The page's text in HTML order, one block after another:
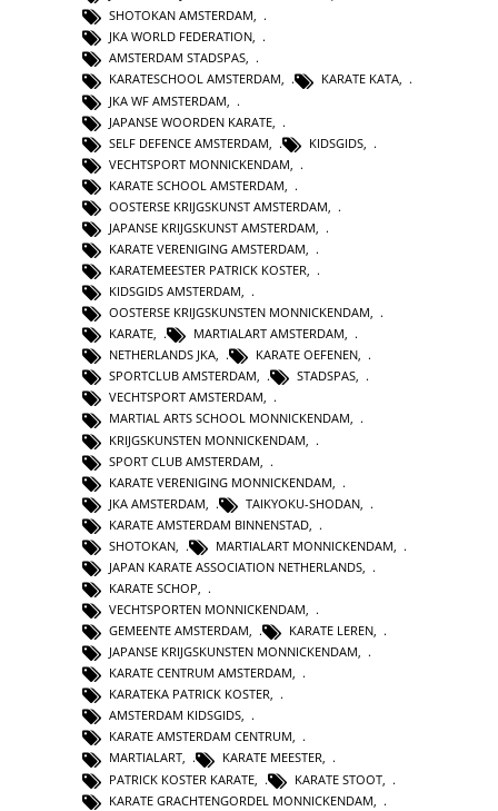
SHOTOKAN AMSTERDAM,
JKA WORLD FEDERATION,
AMSTERDAM STADSPAS,
KARATESCHOOL AMSTERDAM, KARATE KATA,
JKA WF AMSTERDAM
JAPANSE WOORDEN KARATE
SELF DEFENCE AMSTERDAM
KIDSGIDS
VECHTSPORT MONNICKENDAM
KARATE SCHOOL AMSTERDAM
OOSTERSE KRIJGSKUNST AMSTERDAM
JAPANSE KRIJGSKUNST AMSTERDAM
KARATE VERENIGING AMSTERDAM
KARATEMEESTER PATRICK KOSTER,
KIDSGIDS AMSTERDAM,
OOSTERSE KRIJGSKUNSTEN MONNICKENDAM,
KARATE, MARTIALART AMSTERDAM,
NETHERLANDS JKA, KARATE OEFENEN,
SPORTCLUB AMSTERDAM, STADSPAS,
VECHTSPORT AMSTERDAM,
MARTIAL ARTS SCHOOL MONNICKENDAM,
KRIJGSKUNSTEN MONNICKENDAM
SPORT CLUB AMSTERDAM
KARATE VERENIGING MONNICKENDAM
JKA AMSTERDAM
TAIKYOKU-SHODAN
KARATE AMSTERDAM BINNENSTAD
SHOTOKAN
MARTIALART MONNICKENDAM
JAPAN KARATE ASSOCIATION NETHERLANDS
KARATE SCHOP
VECHTSPORTEN MONNICKENDAM,
GEMEENTE AMSTERDAM, KARATE LEREN,
JAPANSE KRIJGSKUNSTEN MONNICKENDAM,
KARATE CENTRUM AMSTERDAM,
KARATEKA PATRICK KOSTER,
AMSTERDAM KIDSGIDS,
KARATE AMSTERDAM CENTRUM,
MARTIALART, KARATE MEESTER,
PATRICK KOSTER KARATE
KARATE STOOT
KARATE GRACHTENGORDEL MONNICKENDAM